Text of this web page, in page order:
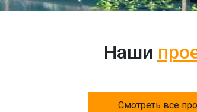
Наши
Смотреть все